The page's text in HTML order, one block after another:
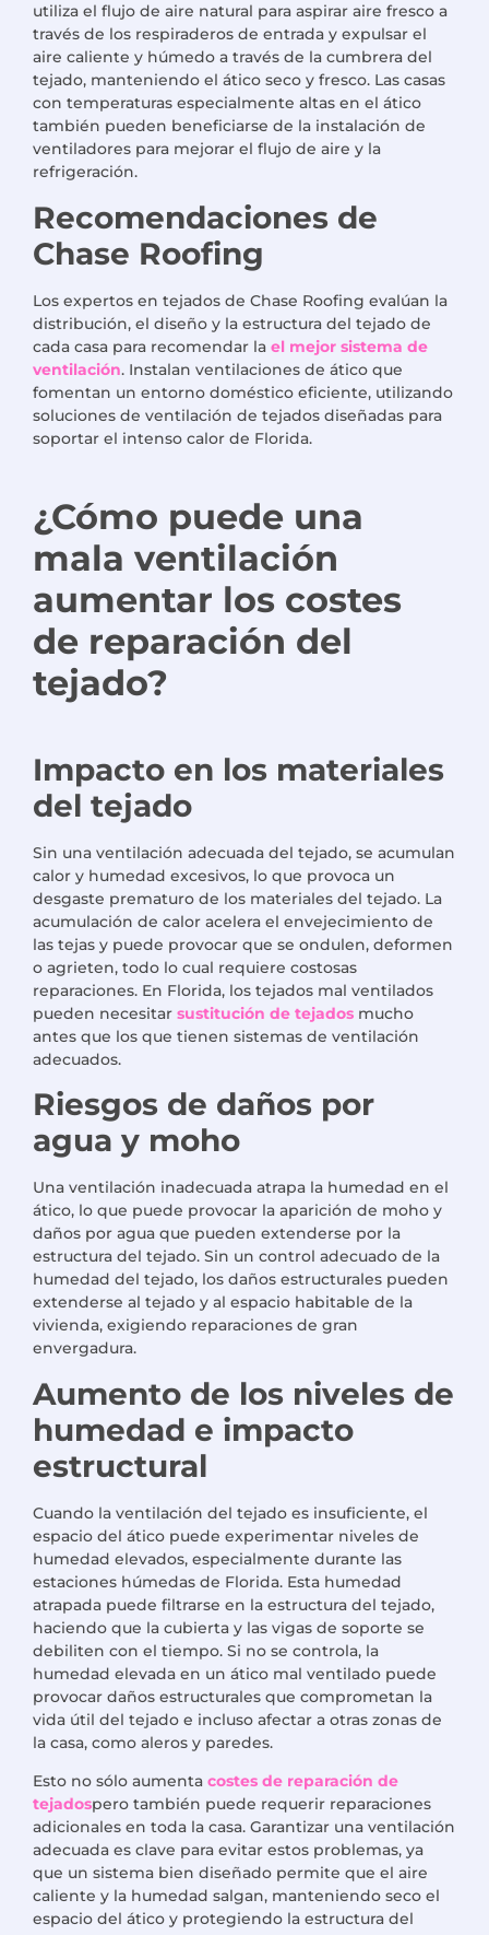
utiliza el flujo de aire natural para aspirar aire fresco a
través de los respiraderos de entrada y expulsar el
aire caliente y húmedo a través de la cumbrera del
tejado, manteniendo el ático seco y fresco. Las casas
con temperaturas especialmente altas en el ático
también pueden beneficiarse de la instalación de
ventiladores para mejorar el flujo de aire y la
refrigeración.
Recomendaciones de
Chase Roofing
Los expertos en tejados de Chase Roofing evalúan la
distribución, el diseño y la estructura del tejado de
cada casa para recomendar la el mejor sistema de
ventilación. Instalan ventilaciones de ático que
fomentan un entorno doméstico eficiente, utilizando
soluciones de ventilación de tejados diseñadas para
soportar el intenso calor de Florida.
¿Cómo puede una
mala ventilación
aumentar los costes
de reparación del
tejado?
Impacto en los materiales
del tejado
Sin una ventilación adecuada del tejado, se acumulan
calor y humedad excesivos, lo que provoca un
desgaste prematuro de los materiales del tejado. La
acumulación de calor acelera el envejecimiento de
las tejas y puede provocar que se ondulen, deformen
o agrieten, todo lo cual requiere costosas
reparaciones. En Florida, los tejados mal ventilados
pueden necesitar sustitución de tejados mucho
antes que los que tienen sistemas de ventilación
adecuados.
Riesgos de daños por
agua y moho
Una ventilación inadecuada atrapa la humedad en el
ático, lo que puede provocar la aparición de moho y
daños por agua que pueden extenderse por la
estructura del tejado. Sin un control adecuado de la
humedad del tejado, los daños estructurales pueden
extenderse al tejado y al espacio habitable de la
vivienda, exigiendo reparaciones de gran
envergadura.
Aumento de los niveles de
humedad e impacto
estructural
Cuando la ventilación del tejado es insuficiente, el
espacio del ático puede experimentar niveles de
humedad elevados, especialmente durante las
estaciones húmedas de Florida. Esta humedad
atrapada puede filtrarse en la estructura del tejado,
haciendo que la cubierta y las vigas de soporte se
debiliten con el tiempo. Si no se controla, la
humedad elevada en un ático mal ventilado puede
provocar daños estructurales que comprometan la
vida útil del tejado e incluso afectar a otras zonas de
la casa, como aleros y paredes.
Esto no sólo aumenta costes de reparación de
tejadospero también puede requerir reparaciones
adicionales en toda la casa. Garantizar una ventilación
adecuada es clave para evitar estos problemas, ya
que un sistema bien diseñado permite que el aire
caliente y la humedad salgan, manteniendo seco el
espacio del ático y protegiendo la estructura del